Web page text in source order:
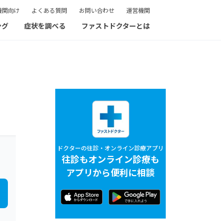
関向け よくある質問 お問い合わせ 運営機関
症状を調べる ファストドクターとは
ドクターの往診・オンライン診療アプリ
往診もオンライン診療も
アプリから便利に相談